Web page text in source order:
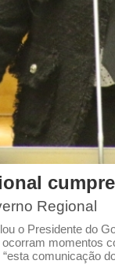
Regional
o Presidente do
momentos
comunicação